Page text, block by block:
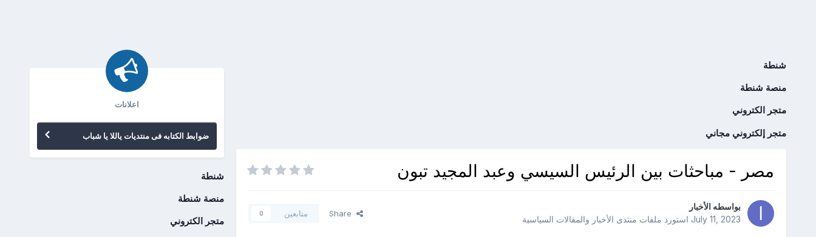
شنطة
منصة شنطة
متجر الكتروني
متجر إلكتروني مجاني
مصر - مباحثات بين الرئيس السيسي وعبد المجيد تبون
بواسطه الأخبار
July 11, 2023استورد ملفات منتدى الأخبار والمقالات السياسية
Share متابعين 0
اعلانات
ضوابط الكتابه فى منتديات ياللا يا شباب
شنطة
منصة شنطة
متجر الكتروني